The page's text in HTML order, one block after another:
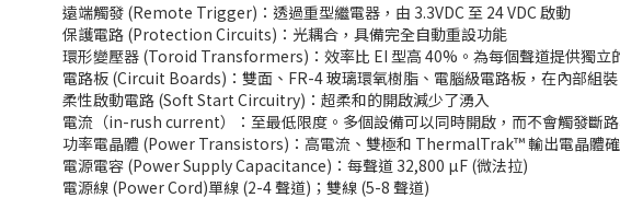
遠端觸發 (Remote Trigger)：透過重型繼電器，由 3.3VDC 至 24 VDC 啟動
保護電路 (Protection Circuits)：光耦合，具備完全自動重設功能
環形變壓器 (Toroid Transformers)：效率比 EI 型高 40%。為每個聲道提供獨立
電路板 (Circuit Boards)：雙面、FR-4 玻璃環氧樹脂、電腦級電路板，在內部組裝
柔性啟動電路 (Soft Start Circuitry)：超柔和的開啟減少了湧入
電流（in-rush current）：至最低限度。多個設備可以同時開啟，而不會觸發斷
功率電晶體 (Power Transistors)：高電流、雙極和 ThermalTrak™ 輸出電晶體
電源電容 (Power Supply Capacitance)：每聲道 32,800 µF (微法拉)
電源線 (Power Cord)單線 (2-4 聲道)；雙線 (5-8 聲道)